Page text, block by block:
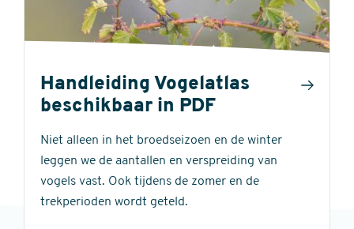
Handleiding Vogelatlas
beschikbaar in PDF
Niet alleen in het broedseizoen en de winter
leggen we de aantallen en verspreiding van
vogels vast. Ook tijdens de zomer en de
trekperioden wordt geteld.